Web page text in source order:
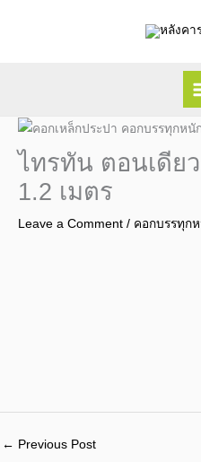
ไทรทัน ตอนเดีย
1.2 เมตร
Leave a Comment / คอกบรรทุก
← Previous Post